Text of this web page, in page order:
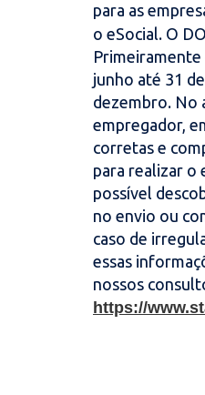
para as
o eSocial. O
Primeiramente
junho até 31
dezembro. No
empregador,
corretas e
para realizar o
possível
no envio ou
caso de
essas
nossos
https://